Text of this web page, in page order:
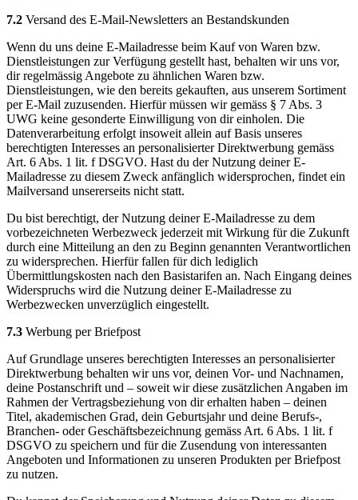
7.2 Versand des E-Mail-Newsletters an Bestandskunden
Wenn du uns deine E-Mailadresse beim Kauf von Waren bzw.
Dienstleistungen zur Verfügung gestellt hast, behalten wir uns vor,
dir regelmässig Angebote zu ähnlichen Waren bzw.
Dienstleistungen, wie den bereits gekauften, aus unserem Sortiment
per E-Mail zuzusenden. Hierfür müssen wir gemäss § 7 Abs. 3
UWG keine gesonderte Einwilligung von dir einholen. Die
Datenverarbeitung erfolgt insoweit allein auf Basis unseres
berechtigten Interesses an personalisierter Direktwerbung gemäss
Art. 6 Abs. 1 lit. f DSGVO. Hast du der Nutzung deiner E-
Mailadresse zu diesem Zweck anfänglich widersprochen, findet ein
Mailversand unsererseits nicht statt.
Du bist berechtigt, der Nutzung deiner E-Mailadresse zu dem
vorbezeichneten Werbezweck jederzeit mit Wirkung für die Zukunft
durch eine Mitteilung an den zu Beginn genannten Verantwortlichen
zu widersprechen. Hierfür fallen für dich lediglich
Übermittlungskosten nach den Basistarifen an. Nach Eingang deines
Widerspruchs wird die Nutzung deiner E-Mailadresse zu
Werbezwecken unverzüglich eingestellt.
7.3 Werbung per Briefpost
Auf Grundlage unseres berechtigten Interesses an personalisierter
Direktwerbung behalten wir uns vor, deinen Vor- und Nachnamen,
deine Postanschrift und – soweit wir diese zusätzlichen Angaben im
Rahmen der Vertragsbeziehung von dir erhalten haben – deinen
Titel, akademischen Grad, dein Geburtsjahr und deine Berufs-,
Branchen- oder Geschäftsbezeichnung gemäss Art. 6 Abs. 1 lit. f
DSGVO zu speichern und für die Zusendung von interessanten
Angeboten und Informationen zu unseren Produkten per Briefpost
zu nutzen.